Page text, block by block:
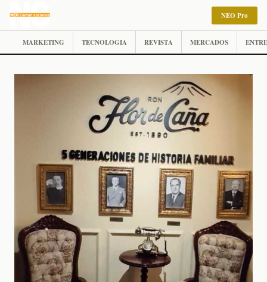
NEO Pro
MARKETING TECNOLOGIA REVISTA MERCADOS